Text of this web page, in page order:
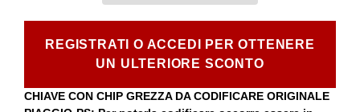
REGISTRATI O ACCEDI PER OTTENERE
UN ULTERIORE SCONTO
CHIAVE CON CHIP GREZZA DA CODIFICARE ORIGINALE